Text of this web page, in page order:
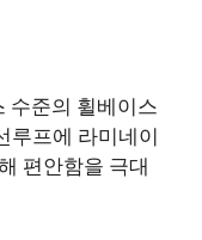
수준의 휠베이스
루프에 라미네이
편안함을 극대